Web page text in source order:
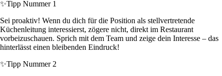
✨Tipp Nummer 1
Sei proaktiv! Wenn du dich für die Position als stellvertretende
Küchenleitung interessierst, zögere nicht, direkt im Restaurant
vorbeizuschauen. Sprich mit dem Team und zeige dein Interesse – das
hinterlässt einen bleibenden Eindruck!
✨Tipp Nummer 2